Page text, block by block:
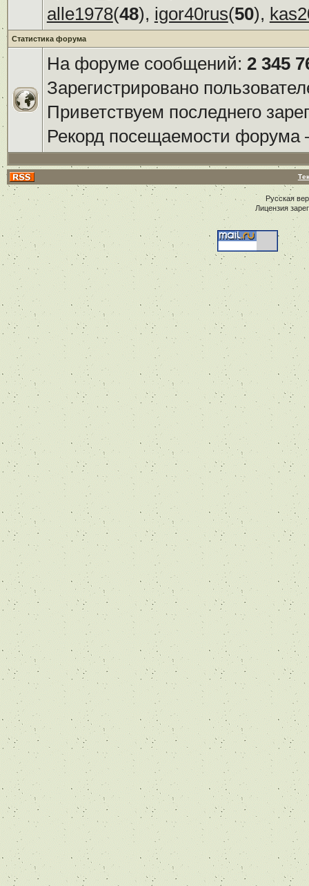
alle1978(48), igor40rus(50),
Статистика форума
На форуме сообщений: 2 345
Зарегистрировано
Приветствуем последнего
Рекорд посещаемости
Русская
Лицензия